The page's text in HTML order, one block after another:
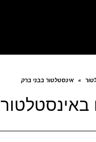
» אינסטלטור בבני ברק
ב